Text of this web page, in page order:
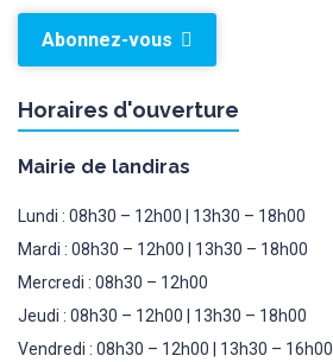
Abonnez-vous
Horaires d'ouverture
Mairie de landiras
Lundi : 08h30 – 12h00 | 13h30 – 18h00
Mardi : 08h30 – 12h00 | 13h30 – 18h00
Mercredi : 08h30 – 12h00
Jeudi : 08h30 – 12h00 | 13h30 – 18h00
Vendredi : 08h30 – 12h00 | 13h30 – 16h00